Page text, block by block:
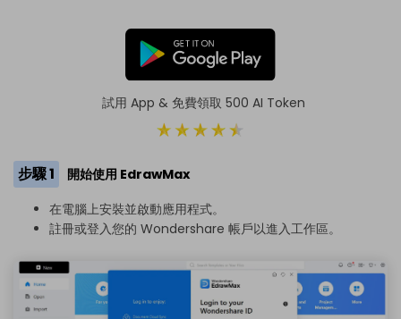
試用 App & 免費領取 500 AI Token
步驟 1
開始使用 EdrawMax
在電腦上安裝並啟動應用程式。
註冊或登入您的 Wondershare 帳戶以進入工作區。